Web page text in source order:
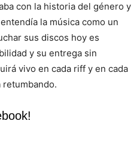
con la historia del género y
la música como un
sus discos hoy es
y su entrega sin
vivo en cada riff y en cada